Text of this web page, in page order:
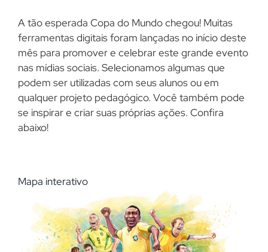
A tão esperada Copa do Mundo chegou! Muitas
ferramentas digitais foram lançadas no início deste
mês para promover e celebrar este grande evento
nas mídias sociais. Selecionamos algumas que
podem ser utilizadas com seus alunos ou em
qualquer projeto pedagógico. Você também pode
se inspirar e criar suas próprias ações. Confira
abaixo!
Mapa interativo